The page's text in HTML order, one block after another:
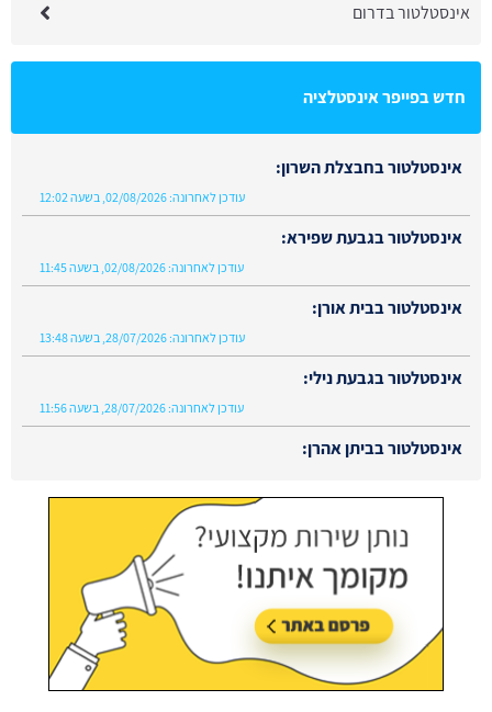
אינסטלטור בדרום
חדש בפייפר אינסטלציה
אינסטלטור בגבעת שפירא:
עודכן לאחרונה:02/08/2026, בשעה 11:45
עודכן לאחרונה:28/07/2026, בשעה 13:48
אינסטלטור בגבעת נילי:
עודכן לאחרונה:28/07/2026, בשעה 11:56
עודכן לאחרונה:02/08/2026, בשעה 13:48